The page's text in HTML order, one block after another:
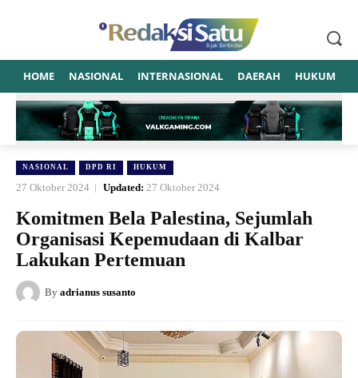
HOME NASIONAL INTERNASIONAL DAERAH HUKUM
NASIONAL DPD RI HUKUM
27 Oktober 2024 Updated: 27 Oktober 2024
Komitmen Bela Palestina, Sejumlah
Organisasi Kepemudaan di Kalbar
Lakukan Pertemuan
By adrianus susanto